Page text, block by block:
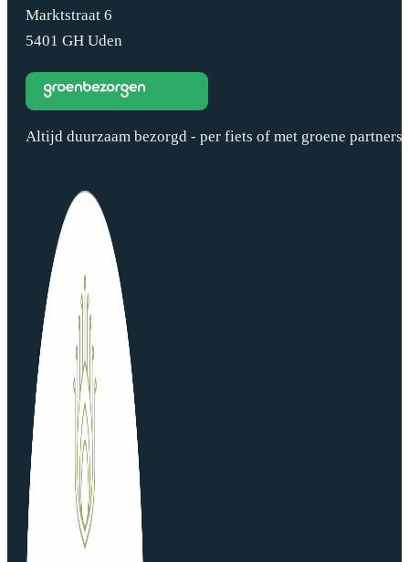
Marktstraat 6
5401 GH Uden
Altijd duurzaam bezorgd - per fiets of met groene partners